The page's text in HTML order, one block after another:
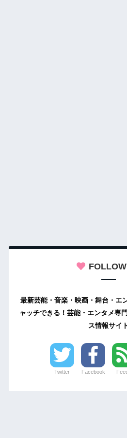
FOLLOW
最新芸能・音楽・映画・舞台・エ
ャッチできる！芸能・エンタメ専
ス情報サイ
Twitter Facebook